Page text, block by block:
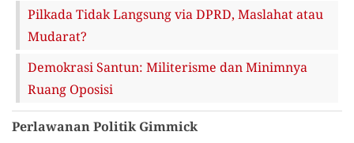
Pilkada Tidak Langsung via DPRD, Maslahat atau
Mudarat?
Demokrasi Santun: Militerisme dan Minimnya
Ruang Oposisi
Perlawanan Politik Gimmick